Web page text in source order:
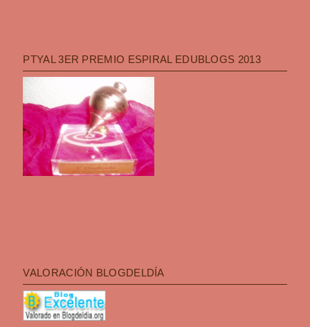
PTYAL 3ER PREMIO ESPIRAL EDUBLOGS 2013
VALORACIÓN BLOGDELDÍA